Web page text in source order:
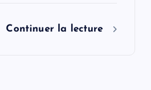
Continuer la lecture